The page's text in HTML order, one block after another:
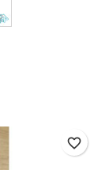
favorite_border